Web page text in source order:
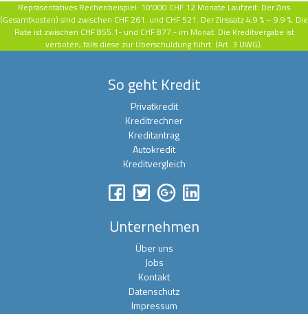
Repräsentatives Rechenbeispiel: 10‘000 CHF 12 Monate Laufzeit: Der Zins
(Gesamtkosten) sind zwischen CHF 261. und CHF 521. Der Zinssatz4,9 % – 9.9 %. Die
Rate ist zwischen CHF 855.1- und CHF 877.- im Monat. Die Kreditvergabe ist
verboten, falls diese zur Überschuldung führt. (Art. 3 UWG).
So geht Kredit
Privatkredit
Kreditrechner
Kreditantrag
Autokredit
Kreditvergleich
Unternehmen
Über uns
Jobs
Kontakt
Datenschutz
Impressum